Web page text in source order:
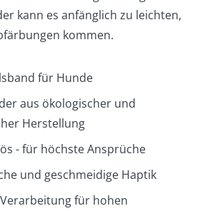
kann es anfänglich zu leichten,
kommen.
für Hunde
aus ökologischer und
Herstellung
- für höchste Ansprüche
und geschmeidige Haptik
für hohen